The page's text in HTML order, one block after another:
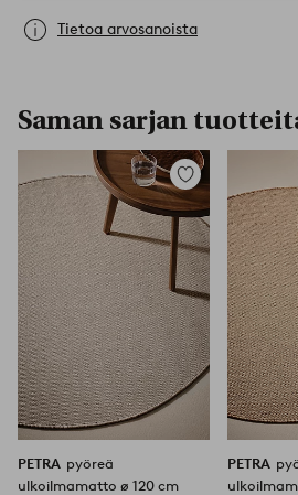
Tietoa arvosanoista
Saman sarjan
Lisää
suosikkeihin
PETRA pyöreä
ulkoilmamatto ø 120 cm
PETRA